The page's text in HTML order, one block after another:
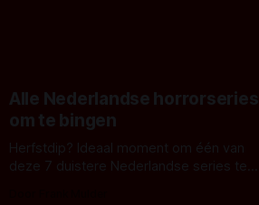
Alle Nederlandse horrorseries
om te bingen
Herfstdip? Ideaal moment om één van
deze 7 duistere Nederlandse series te